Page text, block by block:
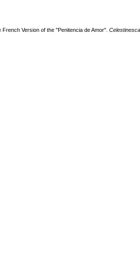
Version of the "Penitencia de Amor". Celestinesca